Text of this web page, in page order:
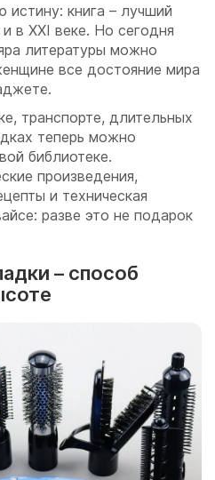
книга – лучший
в XXI веке. Но сегодня
литературы можно
все достояние мира
транспорте, длительных
теперь можно
библиотеке.
произведения,
и техническая
разве это не подарок
– способ